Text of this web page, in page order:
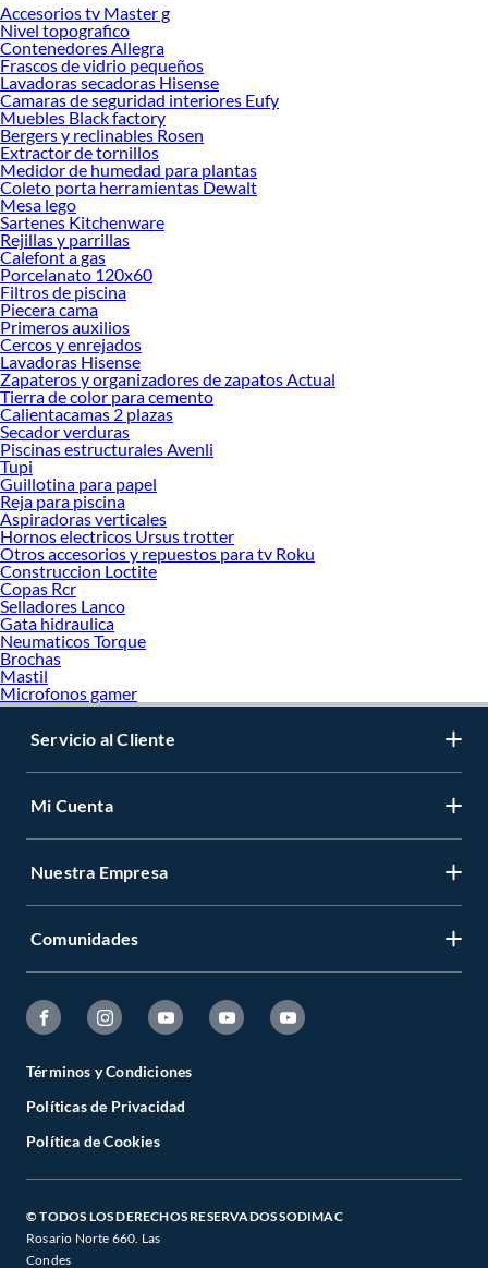
Desde remodelaciones hasta proyectos de decoración, estamos aquí para hacer
tus ideas realidad. ¡Visítanos y encuentra todo lo que tenemos para ofrecerte en
Iluminación Exterior!
Explora la variedad de productos de Iluminación Exterior en Sodimac
Herramientas, materiales y accesorios de calidad para tus proyectos y
renovación de espacios. ¡Visítanos y descubre todo lo que tenemos para
ofrecerte!
Encuentra una amplia variedad de productos de Iluminación Exterior en
Sodimac. Encuentra todo lo necesario para tus proyectos de renovación y
decoración. ¡Visítanos y haz tus ideas realidad!
Accesorios tv Master g
Nivel topografico
Contenedores Allegra
Frascos de vidrio pequeños
Lavadoras secadoras Hisense
Camaras de seguridad interiores Eufy
Muebles Black factory
Bergers y reclinables Rosen
Extractor de tornillos
Medidor de humedad para plantas
Coleto porta herramientas Dewalt
Mesa lego
Sartenes Kitchenware
Rejillas y parrillas
Calefont a gas
Porcelanato 120x60
Filtros de piscina
Piecera cama
Primeros auxilios
Cercos y enrejados
Lavadoras Hisense
Zapateros y organizadores de zapatos Actual
Tierra de color para cemento
Calientacamas 2 plazas
Secador verduras
Piscinas estructurales Avenli
Tupi
Guillotina para papel
Reja para piscina
Aspiradoras verticales
Hornos electricos Ursus trotter
Otros accesorios y repuestos para tv Roku
Construccion Loctite
Copas Rcr
Selladores Lanco
Gata hidraulica
Neumaticos Torque
Brochas
Mastil
Microfonos gamer
Servicio al Cliente
Mi Cuenta
Nuestra Empresa
Comunidades
Términos y Condiciones
Políticas de Privacidad
Política de Cookies
© TODOS LOS DERECHOS RESERVADOS SODIMAC
Rosario Norte 660. Las
Condes